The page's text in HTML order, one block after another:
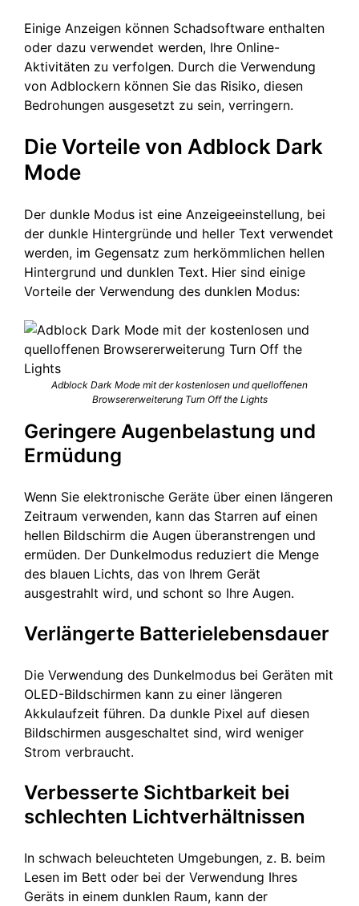
Einige Anzeigen können Schadsoftware enthalten
oder dazu verwendet werden, Ihre Online-
Aktivitäten zu verfolgen. Durch die Verwendung
von Adblockern können Sie das Risiko, diesen
Bedrohungen ausgesetzt zu sein, verringern.
Die Vorteile von Adblock Dark
Mode
Der dunkle Modus ist eine Anzeigeeinstellung, bei
der dunkle Hintergründe und heller Text verwendet
werden, im Gegensatz zum herkömmlichen hellen
Hintergrund und dunklen Text. Hier sind einige
Vorteile der Verwendung des dunklen Modus:
Adblock Dark Mode mit der kostenlosen und quelloffenen
Browsererweiterung Turn Off the Lights
Geringere Augenbelastung und
Ermüdung
Wenn Sie elektronische Geräte über einen längeren
Zeitraum verwenden, kann das Starren auf einen
hellen Bildschirm die Augen überanstrengen und
ermüden. Der Dunkelmodus reduziert die Menge
des blauen Lichts, das von Ihrem Gerät
ausgestrahlt wird, und schont so Ihre Augen.
Verlängerte Batterielebensdauer
Die Verwendung des Dunkelmodus bei Geräten mit
OLED-Bildschirmen kann zu einer längeren
Akkulaufzeit führen. Da dunkle Pixel auf diesen
Bildschirmen ausgeschaltet sind, wird weniger
Strom verbraucht.
Verbesserte Sichtbarkeit bei
schlechten Lichtverhältnissen
In schwach beleuchteten Umgebungen, z. B. beim
Lesen im Bett oder bei der Verwendung Ihres
Geräts in einem dunklen Raum, kann der